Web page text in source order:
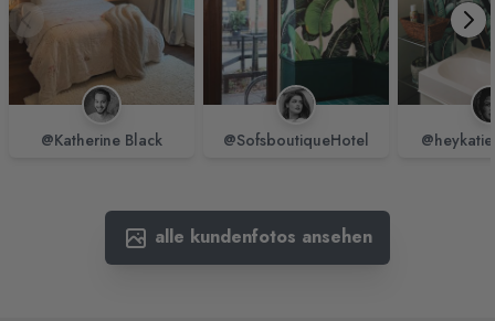
@Katherine Black @SofsboutiqueHotel
alle kundenfotos ansehen